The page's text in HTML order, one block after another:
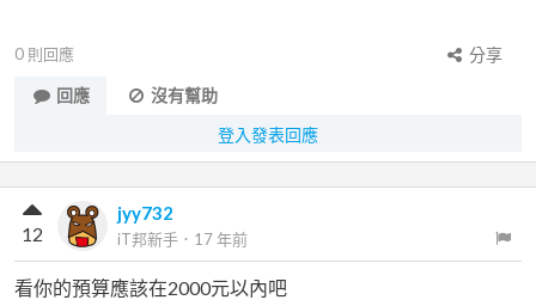
0 則回應
分享
回應
沒有幫助
登入發表回應
jyy732
iT邦新手 ． 17 年前
12
看你的預算應該在2000元以內吧